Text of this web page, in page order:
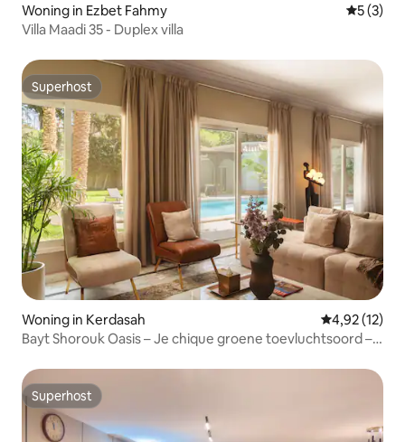
Woning in Ezbet Fahmy
5 (3)
Villa Maadi 35 - Duplex villa
Superhost
Superhost
Woning in Kerdasah Gemiddelde
4,92 (12)
Bayt Shorouk Oasis – Je chique groene toevluchtsoord –
Superhost
Superhost